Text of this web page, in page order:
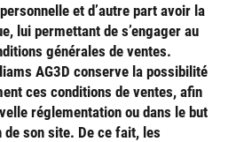
et d’autre part avoir la
lui permettant de s’engager au
générales de ventes.
AG3D conserve la possibilité
ces conditions de ventes, afin
réglementation ou dans le but
son site. De ce fait, les